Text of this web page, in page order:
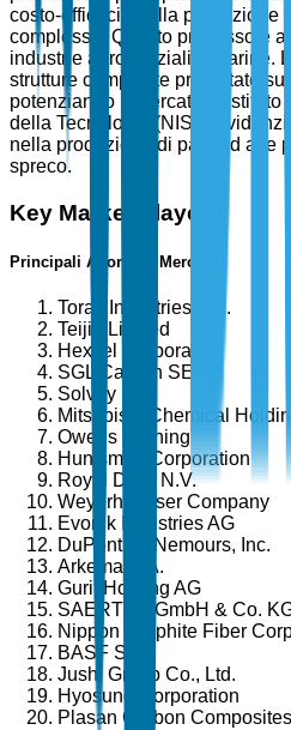
costo-efficacia nella produzione
complesse. Questo processo è
industrie aerospaziali e marine.
strutture composite progettate su
potenziando il mercato.
della Tecnologia (NIST)
nella produzione di parti ad alte
spreco.
Key Market Players
Principali Attori del Mercato
Toray Industries, Inc.
Teijin Limited
Hexcel Corporation
SGL Carbon SE
Solvay S.A.
Mitsubishi Chemical
Owens Corning
Huntsman Corporation
Royal DSM N.V.
Weyerhaeuser Company
Evonik Industries AG
DuPont de Nemours, Inc.
Arkema S.A.
Gurit Holding AG
SAERTEX GmbH & Co.
Nippon Graphite Fiber
BASF SE
Jushi Group Co., Ltd.
Hyosung Corporation
Plasan Carbon Composites